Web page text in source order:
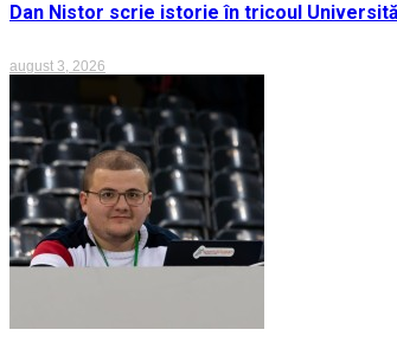
Dan Nistor scrie istorie în tricoul
august 3, 2026